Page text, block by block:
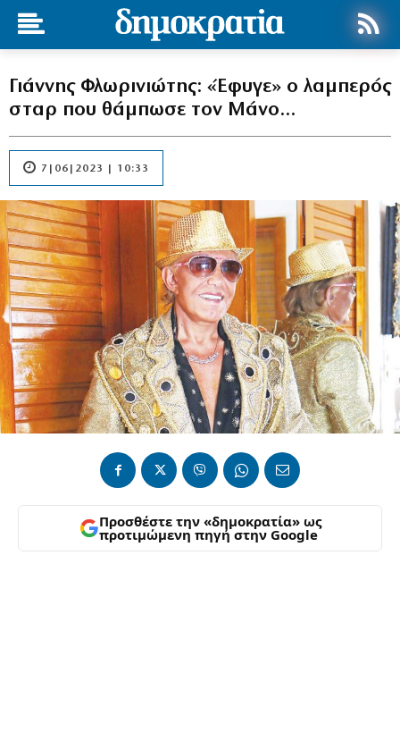
Γιάννης Φλωρινιώτης: «Έφυγε» ο λαμπερός
σταρ που θάμπωσε τον Μάνο…
7|06|2023 | 10:33
Προσθέστε την «δημοκρατία» ως
προτιμώμενη πηγή στην Google